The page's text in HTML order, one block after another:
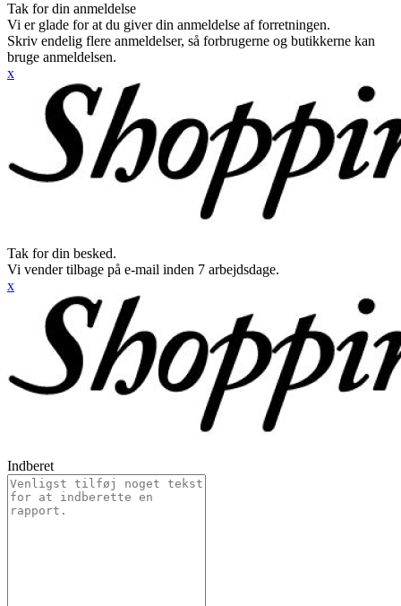
Tak for din anmeldelse
Vi er glade for at du giver din anmeldelse af forretningen.
Skriv endelig flere anmeldelser, så forbrugerne og butikkerne kan
bruge anmeldelsen.
x
Tak for din besked.
Vi vender tilbage på e-mail inden 7 arbejdsdage.
x
Indberet